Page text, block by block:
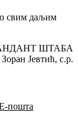
о свим даљим
ШТАБА
Зоран Јевтић, с.р.
пошта